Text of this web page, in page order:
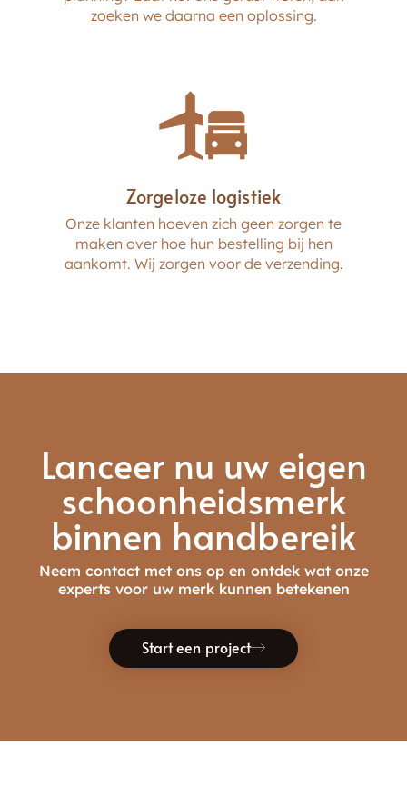
zoeken we daarna een oplossing.
Zorgeloze logistiek
Onze klanten hoeven zich geen zorgen te
maken over hoe hun bestelling bij hen
aankomt. Wij zorgen voor de verzending.
Lanceer nu uw eigen
schoonheidsmerk
binnen handbereik
Neem contact met ons op en ontdek wat onze
experts voor uw merk kunnen betekenen
Start een project